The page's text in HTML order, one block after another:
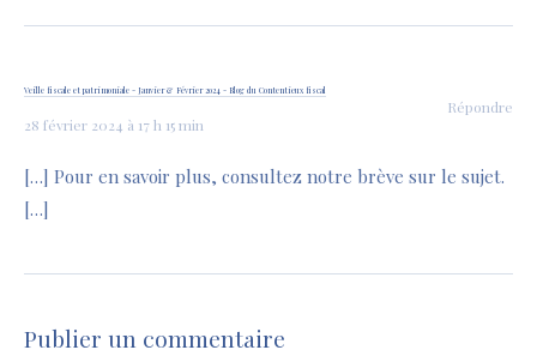
Veille fiscale et patrimoniale - Janvier & Février 2024 - Blog du Contentieux fiscal
28 février 2024 à 17 h 15 min
Répondre
[…] Pour en savoir plus, consultez notre brève sur le sujet.
[…]
Publier un commentaire